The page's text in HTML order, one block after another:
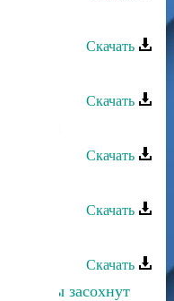
Скачать
Скачать
мун
Скачать
Скачать
Скачать
цветы засохнут